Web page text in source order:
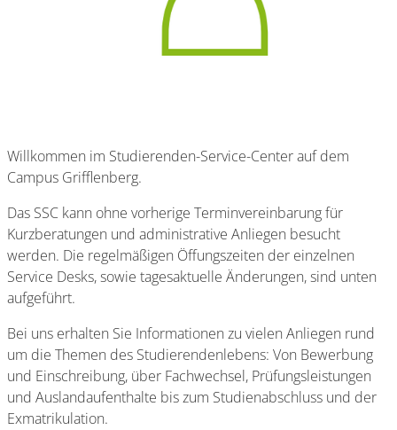
Willkommen im Studierenden-Service-Center auf dem
Campus Grifflenberg.
Das SSC kann ohne vorherige Terminvereinbarung für
Kurzberatungen und administrative Anliegen besucht
werden. Die regelmäßigen Öffungszeiten der einzelnen
Service Desks, sowie tagesaktuelle Änderungen, sind unten
aufgeführt.
Bei uns erhalten Sie Informationen zu vielen Anliegen rund
um die Themen des Studierendenlebens: Von Bewerbung
und Einschreibung, über Fachwechsel, Prüfungsleistungen
und Auslandaufenthalte bis zum Studienabschluss und der
Exmatrikulation.